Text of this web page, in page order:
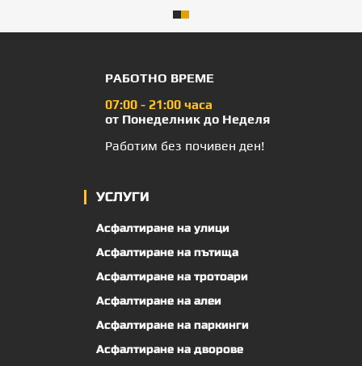
РАБОТНО ВРЕМЕ
07:00 - 21:00 часа
от Понеделник до Неделя
Работим без почивен ден!
УСЛУГИ
Асфалтиране на улици
Асфалтиране на пътища
Асфалтиране на тротоари
Асфалтиране на алеи
Асфалтиране на паркинги
Асфалтиране на дворове